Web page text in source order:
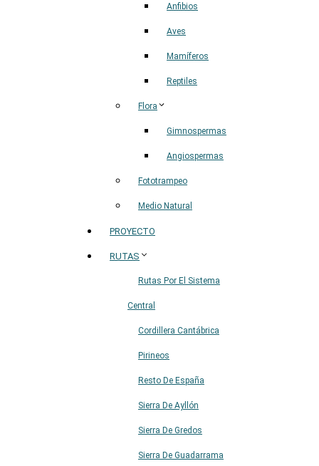
Anfibios
Aves
Mamíferos
Reptiles
Flora
Gimnospermas
Angiospermas
Fototrampeo
Medio Natural
PROYECTO
RUTAS
Rutas Por El Sistema
Central
Cordillera Cantábrica
Pirineos
Resto De España
Sierra De Ayllón
Sierra De Gredos
Sierra De Guadarrama